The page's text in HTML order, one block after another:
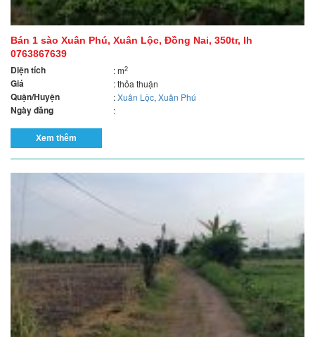
Bán 1 sào Xuân Phú, Xuân Lộc, Đồng Nai, 350tr, lh
0763867639
Diện tích : m2
Giá : thỏa thuận
Quận/Huyện :Xuân Lộc,Xuân Phú
Ngày đăng :
Xem thêm